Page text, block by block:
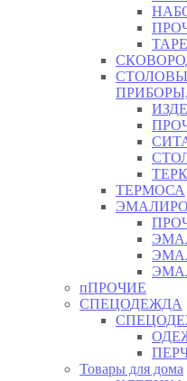
ТЕРМОСА
пПРОЧИЕ
СПЕЦОДЕЖДА
Товары для дома